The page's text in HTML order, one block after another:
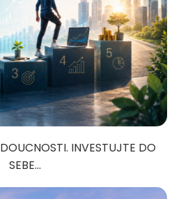
INVESTUJTE DO
SEBE...